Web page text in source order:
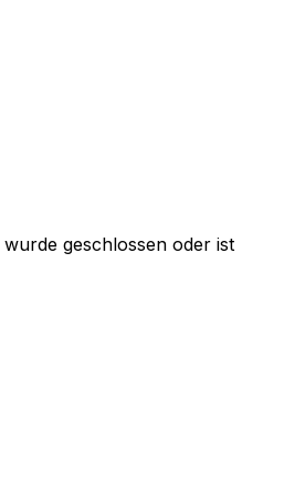
wurde geschlossen oder ist